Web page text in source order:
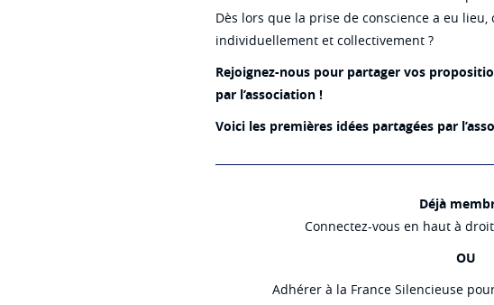
Dès lors que la prise de conscience a eu
individuellement et collectivement ?
Rejoignez-nous pour partager vos
par l’association !
Voici les premières idées partagées par
Déjà
Connectez-vous en haut à
OU
Adhérer à la France Silencieuse